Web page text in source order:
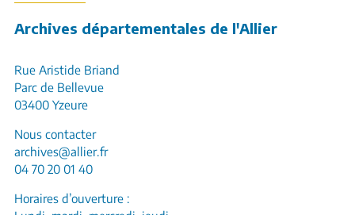
Archives départementales de l'Allier
Rue Aristide Briand
Parc de Bellevue
03400 Yzeure
Nous contacter
archives@allier.fr
04 70 20 01 40
Horaires d’ouverture :